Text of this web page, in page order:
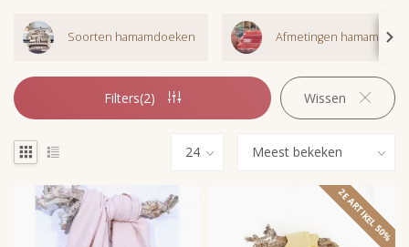
Soorten hamamdoeken Afmetingen
Filters(2) Wissen
2E ARTIKEL 50%